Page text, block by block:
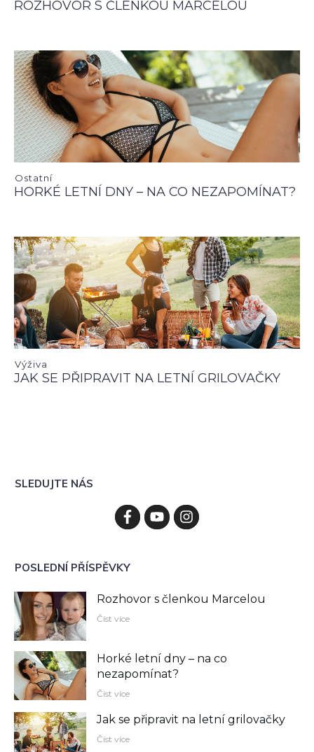
ROZHOVOR S ČLENKOU MARCELOU
Ostatní
HORKÉ LETNÍ DNY – NA CO NEZAPOMÍNAT?
Výživa
JAK SE PŘIPRAVIT NA LETNÍ GRILOVAČKY
SLEDUJTE NÁS
POSLEDNÍ PŘÍSPĚVKY
Rozhovor s členkou Marcelou
Číst více
Horké letní dny – na co
nezapomínat?
Číst více
Jak se připravit na letní grilovačky
Číst více